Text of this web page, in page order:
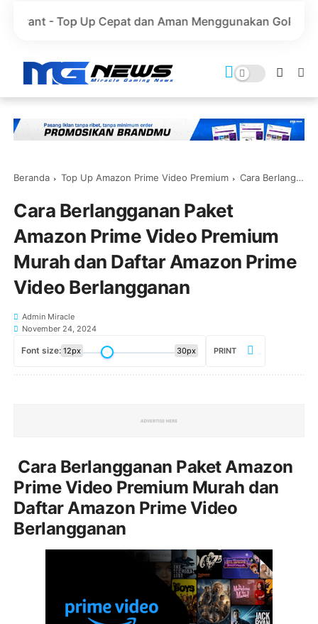
dan Aman Menggunakan GoPay Marvel Rivals
Beranda Top Up Amazon Prime Video Premium Cara Berlangganan Paket Amazon Prime Video Premium Murah dan Daftar Amazon Prime Video Berlangganan
Cara Berlangganan Paket
Amazon Prime Video Premium
Murah dan Daftar Amazon Prime
Video Berlangganan
Admin Miracle
November 24, 2024
Font size: 12px 30px PRINT
Cara Berlangganan Paket Amazon
Prime Video Premium Murah dan
Daftar Amazon Prime Video
Berlangganan